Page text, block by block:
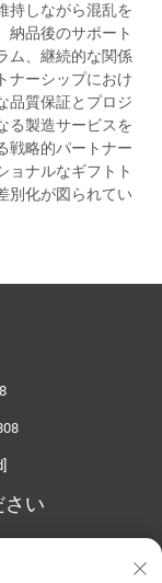
持しながら混乱を
納品後のサポート
ム、継続的な関係
ナーシップにおけ
品質保証とプロジ
る製造サービスを
戦略的パートナー
ョナルなギフトト
別化が図られてい
さい